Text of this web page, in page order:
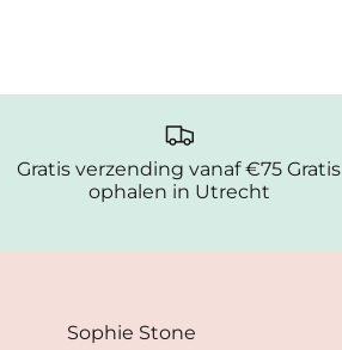
Gratis verzending vanaf €75 Gratis
ophalen in Utrecht
Sophie Stone